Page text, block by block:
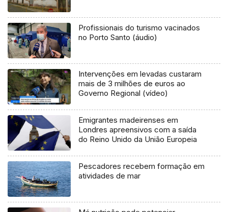
Profissionais do turismo vacinados
no Porto Santo (áudio)
Intervenções em levadas custaram
mais de 3 milhões de euros ao
Governo Regional (vídeo)
Emigrantes madeirenses em
Londres apreensivos com a saída
do Reino Unido da União Europeia
Pescadores recebem formação em
atividades de mar